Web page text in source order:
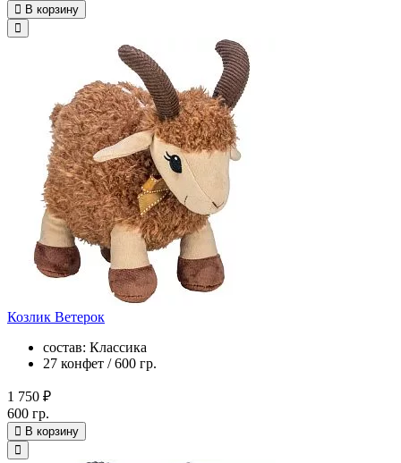
В корзину
Козлик Ветерок
состав: Классика
27 конфет / 600 гр.
1 750 ₽
600 гр.
В корзину